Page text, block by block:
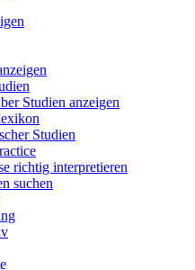
Studien anzeigen
Studien
richtig interpretieren
suchen